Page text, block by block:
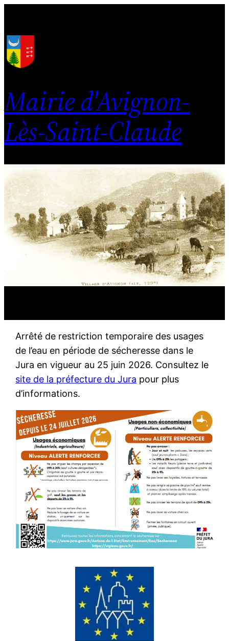
Mairie d'Avignon-
Lès-Saint-Claude
Arrêté de restriction temporaire des usages
de l’eau en période de sécheresse dans le
Jura en vigueur au 25 juin 2026. Consultez le
site de la préfecture du Jura pour plus
d’informations.